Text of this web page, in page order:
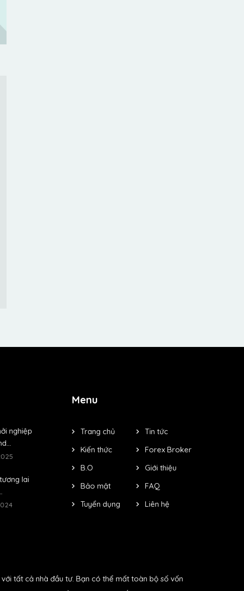
nghiệp
lai
Menu
Trang chủ
Tin tức
Kiến thức
Forex Broker
B.O
Giới thiệu
Bảo mật
FAQ
Tuyển dụng
Liên hệ
tất cả nhà đầu tư. Bạn có thể mất toàn bộ số vốn